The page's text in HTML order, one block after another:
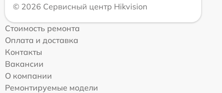
© 2026 Сервисный центр Hikvision
Стоимость ремонта
Оплата и доставка
Контакты
Вакансии
О компании
Ремонтируемые модели